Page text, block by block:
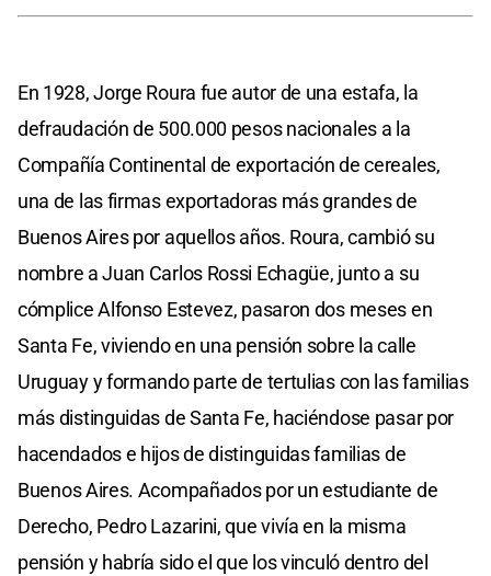
En 1928, Jorge Roura fue autor de una estafa, la
defraudación de 500.000 pesos nacionales a la
Compañía Continental de exportación de cereales,
una de las firmas exportadoras más grandes de
Buenos Aires por aquellos años. Roura, cambió su
nombre a Juan Carlos Rossi Echagüe, junto a su
cómplice Alfonso Estevez, pasaron dos meses en
Santa Fe, viviendo en una pensión sobre la calle
Uruguay y formando parte de tertulias con las familias
más distinguidas de Santa Fe, haciéndose pasar por
hacendados e hijos de distinguidas familias de
Buenos Aires. Acompañados por un estudiante de
Derecho, Pedro Lazarini, que vivía en la misma
pensión y habría sido el que los vinculó dentro del